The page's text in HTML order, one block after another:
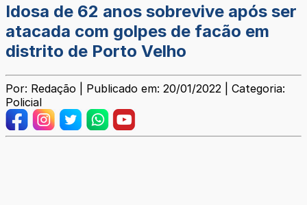
Idosa de 62 anos sobrevive após ser
atacada com golpes de facão em
distrito de Porto Velho
Por: Redação | Publicado em: 20/01/2022 | Categoria:
Policial